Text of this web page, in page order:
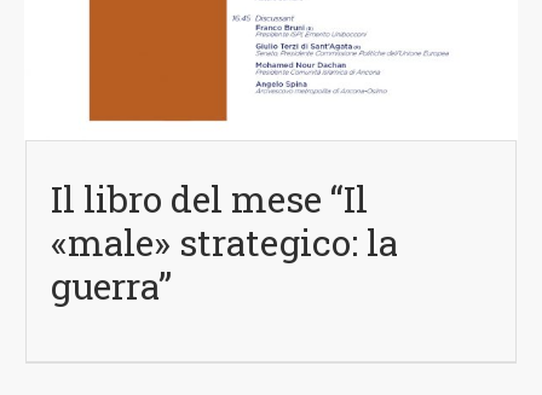
Il libro del mese “Il
«male» strategico: la
guerra”